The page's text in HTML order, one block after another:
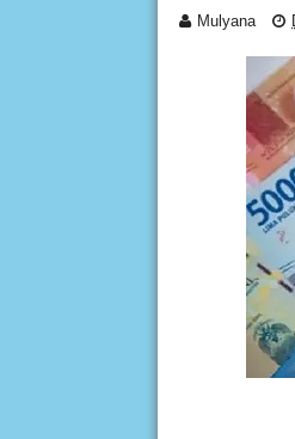
Mulyana